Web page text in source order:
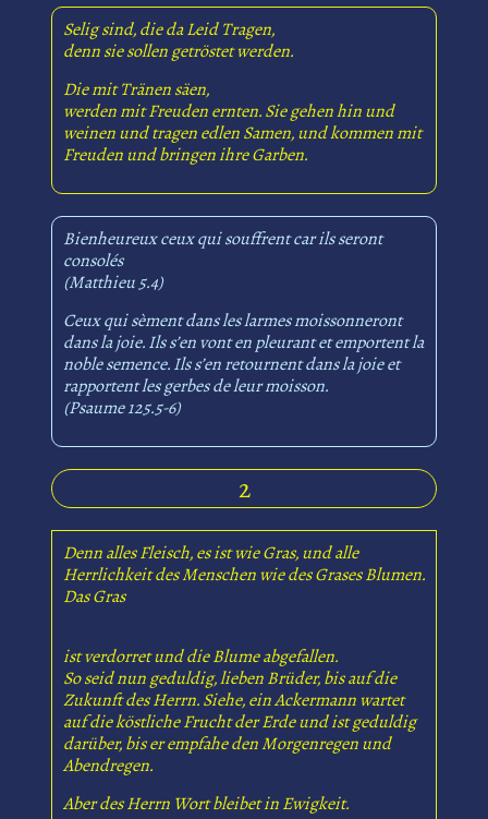
Selig sind, die da Leid Tragen,
denn sie sollen getröstet werden.
Die mit Tränen säen,
werden mit Freuden ernten. Sie gehen hin und
weinen und tragen edlen Samen, und kommen mit
Freuden und bringen ihre Garben.
Bienheureux ceux qui souffrent car ils seront
consolés
(Matthieu 5.4)
Ceux qui sèment dans les larmes moissonneront
dans la joie. Ils s’en vont en pleurant et emportent la
noble semence. Ils s’en retournent dans la joie et
rapportent les gerbes de leur moisson.
(Psaume 125.5-6)
2
Denn alles Fleisch, es ist wie Gras, und alle
Herrlichkeit des Menschen wie des Grases Blumen.
Das Gras
ist verdorret und die Blume abgefallen.
So seid nun geduldig, lieben Brüder, bis auf die
Zukunft des Herrn. Siehe, ein Ackermann wartet
auf die köstliche Frucht der Erde und ist geduldig
darüber, bis er empfahe den Morgenregen und
Abendregen.
Aber des Herrn Wort bleibet in Ewigkeit.